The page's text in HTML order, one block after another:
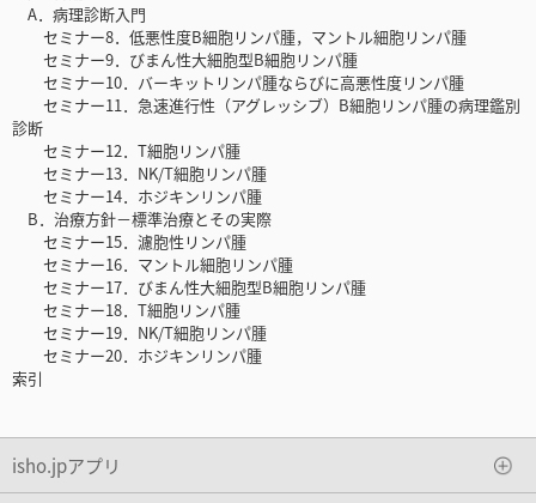
A．病理診断入門
セミナー8．低悪性度B細胞リンパ腫，マントル細胞リンパ腫
セミナー9．びまん性大細胞型B細胞リンパ腫
セミナー10．バーキットリンパ腫ならびに高悪性度リンパ腫
セミナー11．急速進行性（アグレッシブ）B細胞リンパ腫の病理鑑別
診断
セミナー12．T細胞リンパ腫
セミナー13．NK/T細胞リンパ腫
セミナー14．ホジキンリンパ腫
B．治療方針－標準治療とその実際
セミナー15．濾胞性リンパ腫
セミナー16．マントル細胞リンパ腫
セミナー17．びまん性大細胞型B細胞リンパ腫
セミナー18．T細胞リンパ腫
セミナー19．NK/T細胞リンパ腫
セミナー20．ホジキンリンパ腫
索引
isho.jpアプリ